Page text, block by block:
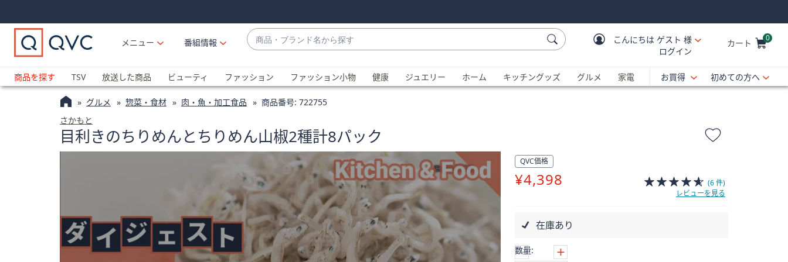
Links
Links2
メニュー
番組情報
商
品・
ラ
ン
ド
か
ら
す
補
が
利
可
能
な
場
合、
上
の
矢
印
こんにちは ゲスト 様
ログイン
カート 0
商品を探す
TSV 放送した商品 ビューティ ファッション ファッション小物 健康 ジュエリー ホーム キッチングッズ グルメ 家電 お買得 初めての方へ
グルメ 惣菜・食材 肉・魚・加工食品 商品番号: 722755
さかもと
目利きのちりめんとちりめん山椒2種計8パック
QVC価格
削
¥4,398
(6 件)
レビューを見る
在庫あり
数量: